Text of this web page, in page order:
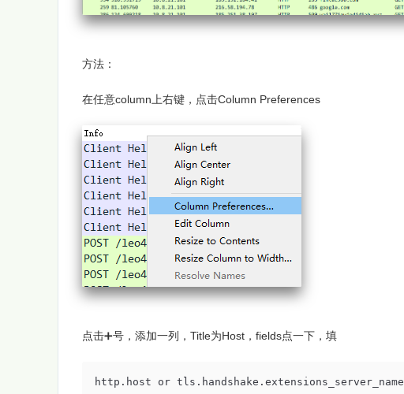
方法：
在任意column上右键，点击Column Preferences
点击➕号，添加一列，Title为Host，fields点一下，填
http.host or tls.handshake.extensions_server_name